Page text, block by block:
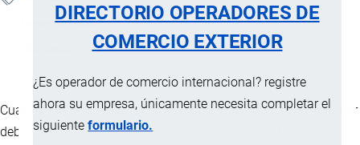
DIRECTORIO OPERADORES DE
COMERCIO EXTERIOR
¿Es operador de comercio internacional? registre
ahora su empresa, únicamente necesita completar el
siguienteformulario.
Importaciones
Obligación Tributaria
Cuando una empresa opersona importa mercancías a Ecuador
debe pagar una serie de tributos ante la autoridad aduanera